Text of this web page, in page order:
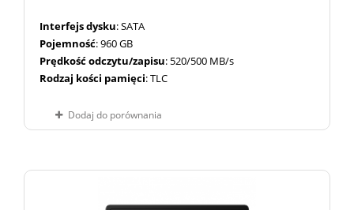
Interfejs dysku: SATA
Pojemność: 960 GB
Prędkość odczytu/zapisu: 520/500 MB/s
Rodzaj kości pamięci: TLC
Dodaj do porównania